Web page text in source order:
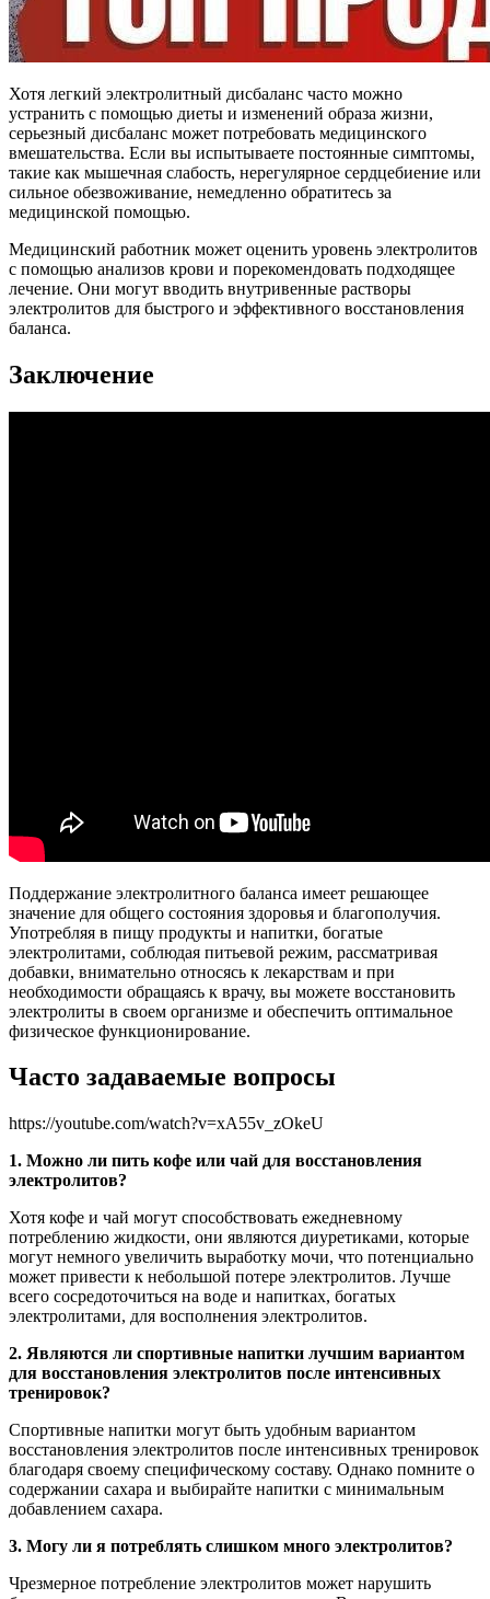
Хотя легкий электролитный дисбаланс часто можно
устранить с помощью диеты и изменений образа жизни,
серьезный дисбаланс может потребовать медицинского
вмешательства. Если вы испытываете постоянные симптомы,
такие как мышечная слабость, нерегулярное сердцебиение или
сильное обезвоживание, немедленно обратитесь за
медицинской помощью.
Медицинский работник может оценить уровень электролитов
с помощью анализов крови и порекомендовать подходящее
лечение. Они могут вводить внутривенные растворы
электролитов для быстрого и эффективного восстановления
баланса.
Заключение
Поддержание электролитного баланса имеет решающее
значение для общего состояния здоровья и благополучия.
Употребляя в пищу продукты и напитки, богатые
электролитами, соблюдая питьевой режим, рассматривая
добавки, внимательно относясь к лекарствам и при
необходимости обращаясь к врачу, вы можете восстановить
электролиты в своем организме и обеспечить оптимальное
физическое функционирование.
Часто задаваемые вопросы
https://youtube.com/watch?v=xA55v_zOkeU
1. Можно ли пить кофе или чай для восстановления
электролитов?
Хотя кофе и чай могут способствовать ежедневному
потреблению жидкости, они являются диуретиками, которые
могут немного увеличить выработку мочи, что потенциально
может привести к небольшой потере электролитов. Лучше
всего сосредоточиться на воде и напитках, богатых
электролитами, для восполнения электролитов.
2. Являются ли спортивные напитки лучшим вариантом
для восстановления электролитов после интенсивных
тренировок?
Спортивные напитки могут быть удобным вариантом
восстановления электролитов после интенсивных тренировок
благодаря своему специфическому составу. Однако помните о
содержании сахара и выбирайте напитки с минимальным
добавлением сахара.
3. Могу ли я потреблять слишком много электролитов?
Чрезмерное потребление электролитов может нарушить